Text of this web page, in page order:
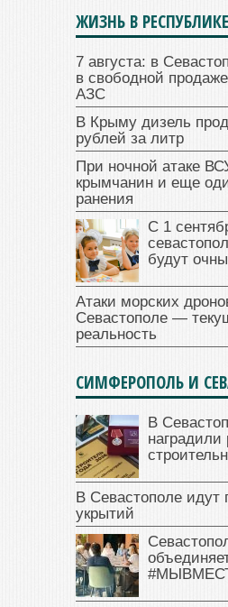
ЖИЗНЬ В РЕСПУБЛИКЕ
7 августа: в
в свободной
АЗС
В Крыму дизель
рублей за литр
При ночной атаке
крымчанин и еще
ранения
С 1
будут
Атаки морских
Севастополе —
реальность
СИМФЕРОПОЛЬ И
В
наградили
В Севастополе идут
укрытий